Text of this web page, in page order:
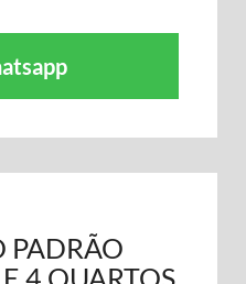
PADRÃO
4 QUARTOS